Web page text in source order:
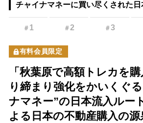
チャイナマネーに買い尽くされた日
＃ 1 ＃2 ＃3
有料会員限定
「秋葉原で高額トレカを
り締まり強化をかいくぐ
ナマネー”の日本流入ル
よる日本の不動産購入の源